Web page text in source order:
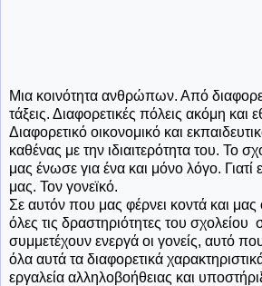
Μια κοινότητα ανθρώπων. Από
τάξεις. Διαφορετικές πόλεις ακόμη και
Διαφορετικό οικονομικό και
καθένας με την ιδιαιτερότητα του. Το
μας ένωσε για ένα και μόνο λόγο. Γιατί
μας. Τον γονεϊκό.
Σε αυτόν που μας φέρνει κοντά και μας
όλες τις δραστηριότητες του σχολείου
συμμετέχουν ενεργά οι γονείς, αυτό που
όλα αυτά τα διαφορετικά
εργαλεία αλληλοβοήθειας και